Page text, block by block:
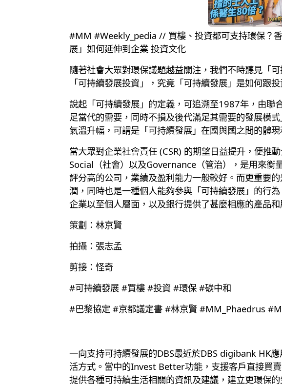
#MM #Weekly_pedia // 買樓、投資都可支持環保？
展」如何延伸到企業 投資文化
隨著社會大眾對環保議題越益關注，我們不時聽見「
「可持續發展投資」，究竟「可持續發展」是如何跟
說起「可持續發展」的定義，可追溯至1987年，由聯
足當代的需要，同時不損及後代滿足其需要的發展模
氣溫升幅，可謂是「可持續發展」在國與國之間的體現
當大眾對企業社會責任 (CSR) 的期望日益提升，便推
Social（社會）以及Governance（管治），是用來衡
評分高的公司，業績及盈利能力一般較好。而更重要
潤，同時也是一種個人能夠參與「可持續發展」的行
企業以至個人層面，以及銀行提供了甚麼相應的產品
策劃：林京賢
拍攝：張志孟
剪接：怪奇
#可持續發展 #買樓 #投資 #環保 #碳中和
#巴黎協定 #京都議定書 #林京賢 #MM_Phaedrus
一向支持可持續發展的DBS最近於DBS digibank HK
活方式。當中的Invest Better功能，支援客戶直接買
提供各種可持續生活相關的資訊及建議，建立更環保的